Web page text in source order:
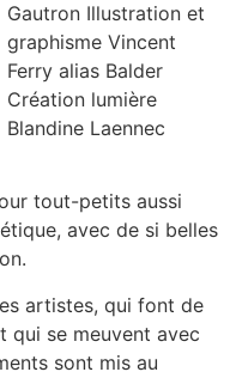
Gautron Illustration et
graphisme Vincent
Ferry alias Balder
Création lumière
Blandine Laennec
tout-petits aussi
avec de si belles
artistes, qui font de
qui se meuvent avec
sont mis au